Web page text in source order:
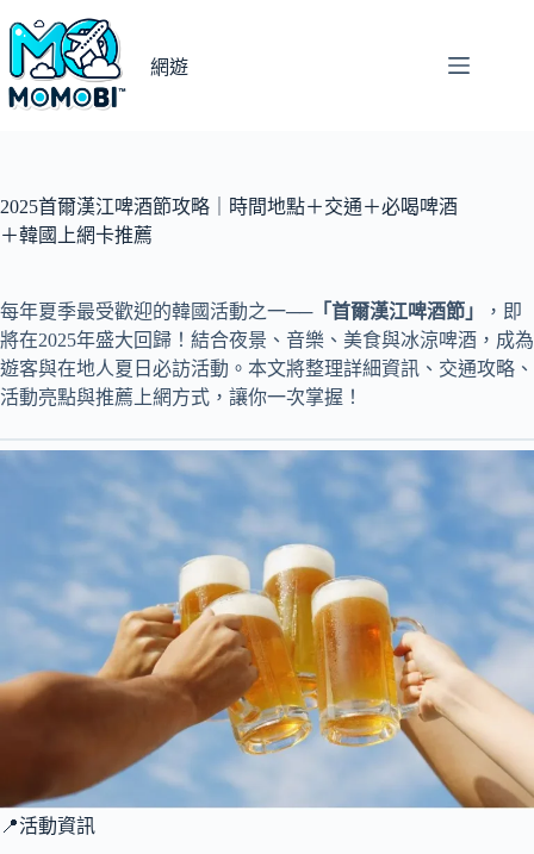
主
要
網遊
2025首爾漢江啤酒節攻略｜時間地點＋交通＋必喝啤酒
＋韓國上網卡推薦
每年夏季最受歡迎的韓國活動之一──「首爾漢江啤酒節」
，即
將在2025年盛大回歸！結合夜景、音樂、美食與冰涼啤酒，成為
遊客與在地人夏日必訪活動。本文將整理詳細資訊、交通攻略、
活動亮點與推薦上網方式，讓你一次掌握！
📍活動資訊